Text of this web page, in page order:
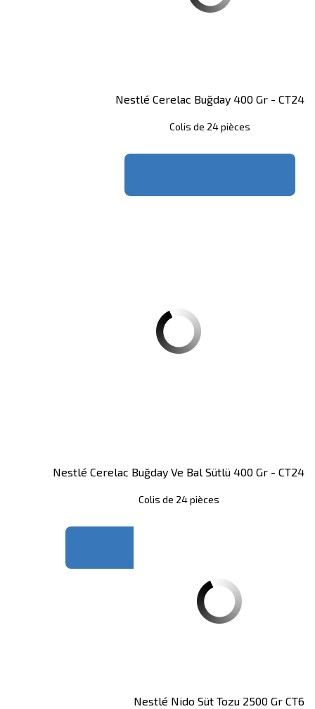
Nestlé Cerelac Buğday 400 Gr - CT24
Colis de 24 pièces
Nestlé Cerelac Buğday Ve Bal Sütlü 400 Gr - CT24
Colis de 24 pièces
Nestlé Nido Süt Tozu 2500 Gr CT6